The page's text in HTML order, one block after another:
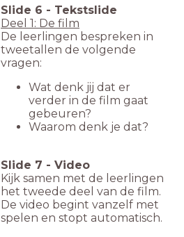
Slide 6 - Tekstslide
Deel 1: De film
De leerlingen bespreken in
tweetallen de volgende
vragen:
Wat denk jij dat er
verder in de film gaat
gebeuren?
Waarom denk je dat?
Slide 7 - Video
Kijk samen met de leerlingen
het tweede deel van de film.
De video begint vanzelf met
spelen en stopt automatisch.